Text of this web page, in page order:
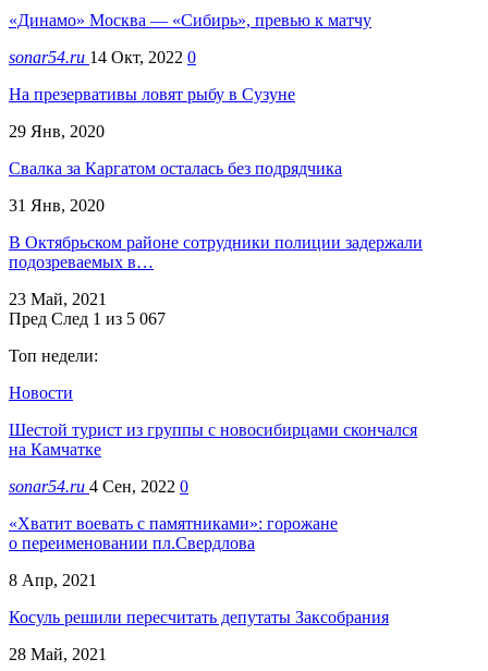
«Динамо» Москва — «Сибирь», превью к матчу
sonar54.ru 14 Окт, 2022 0
На презервативы ловят рыбу в Сузуне
29 Янв, 2020
Свалка за Каргатом осталась без подрядчика
31 Янв, 2020
В Октябрьском районе сотрудники полиции задержали
подозреваемых в…
23 Май, 2021
Пред След 1 из 5 067
Топ недели:
Новости
Шестой турист из группы с новосибирцами скончался
на Камчатке
sonar54.ru 4 Сен, 2022 0
«Хватит воевать с памятниками»: горожане
о переименовании пл.Свердлова
8 Апр, 2021
Косуль решили пересчитать депутаты Заксобрания
28 Май, 2021